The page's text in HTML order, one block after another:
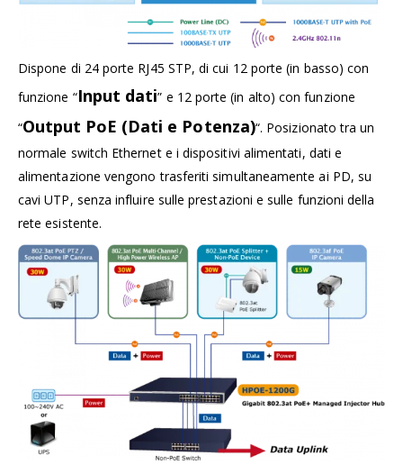
Dispone di 24 porte RJ45 STP, di cui 12 porte (in basso) con
funzione “Input dati” e 12 porte (in alto) con funzione
“Output PoE (Dati e Potenza)“. Posizionato tra un
normale switch Ethernet e i dispositivi alimentati, dati e
alimentazione vengono trasferiti simultaneamente ai PD, su
cavi UTP, senza influire sulle prestazioni e sulle funzioni della
rete esistente.